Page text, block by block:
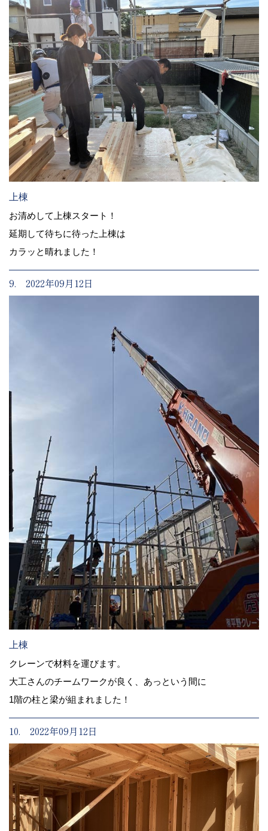
上棟
お清めして上棟スタート！
延期して待ちに待った上棟は
カラッと晴れました！
9. 2022年09月12日
上棟
クレーンで材料を運びます。
大工さんのチームワークが良く、あっという間に
1階の柱と梁が組まれました！
10. 2022年09月12日